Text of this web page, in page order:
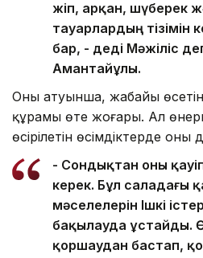
жіп, арқан, шүберек
тауарлардың тізімін
бар, - деді Мәжіліс
Амантайұлы.
Оның атуынша, жабайы өсетін
құрамы өте жоғары. Ал
өсірілетін өсімдіктерде оның
- Сондықтан оны
керек. Бұл саладағы
мәселелерін Ішкі
бақылауда ұстайды.
қоршаудан бастап,